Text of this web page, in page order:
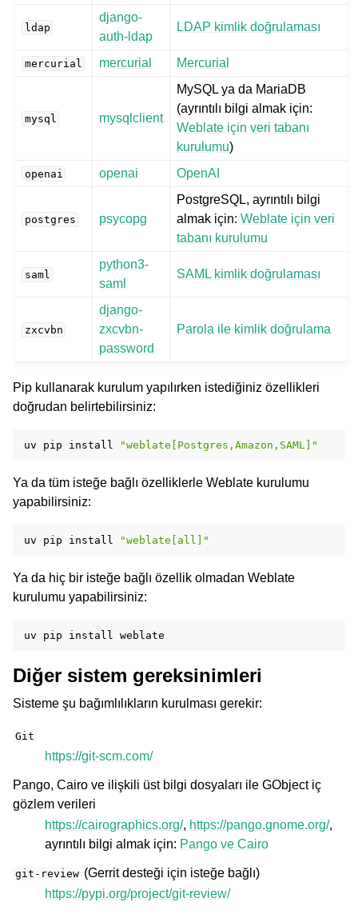
ldap
django-
auth-ldap
LDAP kimlik doğrulaması
mercurial mercurial Mercurial
mysql mysqlclient
MySQL ya da MariaDB
(ayrıntılı bilgi almak için:
Weblate için veri tabanı
kurulumu)
openai openai OpenAI
postgres psycopg
PostgreSQL, ayrıntılı bilgi
almak için:Weblate için veri
tabanı kurulumu
saml
python3-
saml
SAML kimlik doğrulaması
zxcvbn
django-
zxcvbn-
password
Parola ile kimlik doğrulama
Pip kullanarak kurulum yapılırken istediğiniz özellikleri
doğrudan belirtebilirsiniz:
uv pip install "weblate[Postgres,Amazon,SAML]"
Ya da tüm isteğe bağlı özelliklerle Weblate kurulumu
yapabilirsiniz:
uv pip install "weblate[all]"
Ya da hiç bir isteğe bağlı özellik olmadan Weblate
kurulumu yapabilirsiniz:
uv pip install
Diğer sistem gereksinimleri
Sisteme şu bağımlılıkların kurulması gerekir:
Git
https://git-scm.com/
Pango, Cairo ve ilişkili üst bilgi dosyaları ile GObject iç
gözlem verileri
https://cairographics.org/, https://pango.gnome.org/,
ayrıntılı bilgi almak için: Pango ve Cairo
git-review (Gerrit desteği için isteğe bağlı)
https://pypi.org/project/git-review/